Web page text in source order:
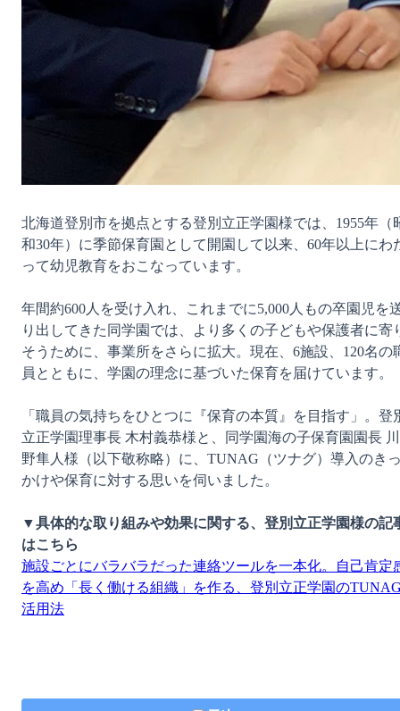
北海道登別市を拠点とする登別立正学園様では、1955年（
和30年）に季節保育園として開園して以来、60年以上にわ
って幼児教育をおこなっています。
年間約600人を受け入れ、これまでに5,000人もの卒園児を
り出してきた同学園では、より多くの子どもや保護者に寄
そうために、事業所をさらに拡大。現在、6施設、120名の
員とともに、学園の理念に基づいた保育を届けています。
「職員の気持ちをひとつに『保育の本質』を目指す」。登
立正学園理事長 木村義恭様と、同学園海の子保育園園長 川
野隼人様（以下敬称略）に、TUNAG（ツナグ）導入のき
かけや保育に対する思いを伺いました。
▼具体的な取り組みや効果に関する、登別立正学園様の記
はこちら
施設ごとにバラバラだった連絡ツールを一本化。自己肯定
を高め「長く働ける組織」を作る、登別立正学園の
活用法